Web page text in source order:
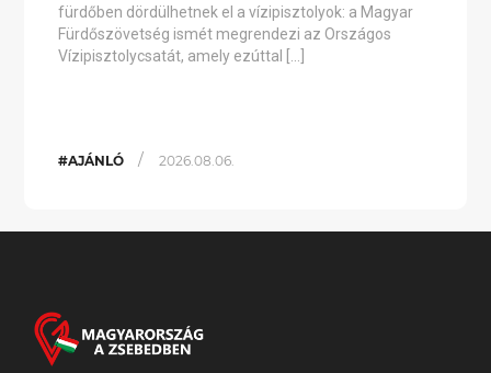
fürdőben dördülhetnek el a vízipisztolyok: a Magyar
Fürdőszövetség ismét megrendezi az Országos
Vízipisztolycsatát, amely ezúttal […]
#AJÁNLÓ / 2026.08.06.